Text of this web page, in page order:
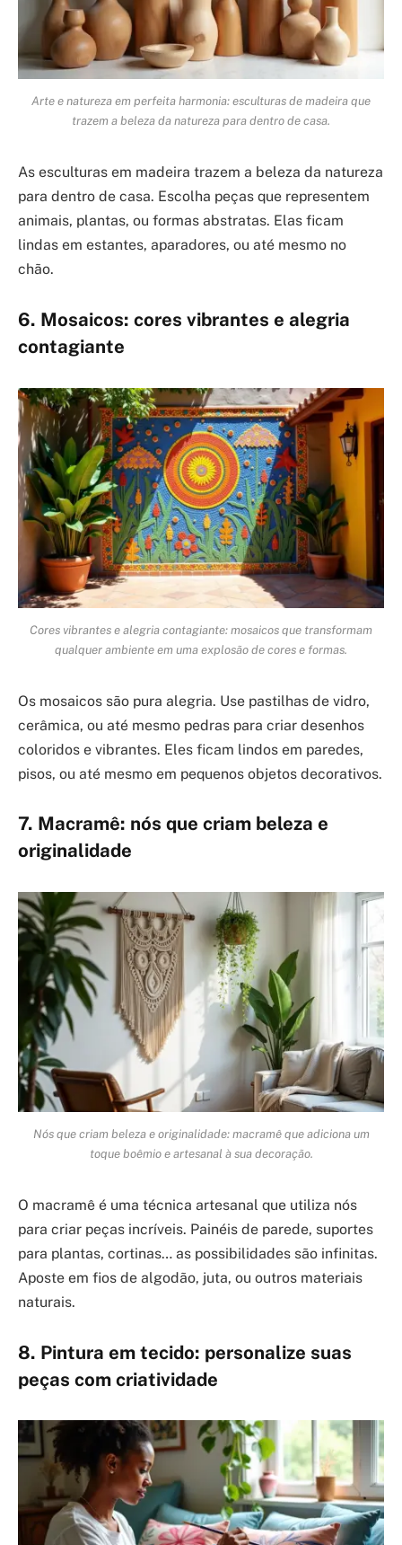
Arte e natureza em perfeita harmonia: esculturas de madeira que
trazem a beleza da natureza para dentro de casa.
As esculturas em madeira trazem a beleza da natureza
para dentro de casa. Escolha peças que representem
animais, plantas, ou formas abstratas. Elas ficam
lindas em estantes, aparadores, ou até mesmo no
chão.
6. Mosaicos: cores vibrantes e alegria
contagiante
Cores vibrantes e alegria contagiante: mosaicos que transformam
qualquer ambiente em uma explosão de cores e formas.
Os mosaicos são pura alegria. Use pastilhas de vidro,
cerâmica, ou até mesmo pedras para criar desenhos
coloridos e vibrantes. Eles ficam lindos em paredes,
pisos, ou até mesmo em pequenos objetos decorativos.
7. Macramê: nós que criam beleza e
originalidade
Nós que criam beleza e originalidade: macramê que adiciona um
toque boêmio e artesanal à sua decoração.
O macramê é uma técnica artesanal que utiliza nós
para criar peças incríveis. Painéis de parede, suportes
para plantas, cortinas… as possibilidades são infinitas.
Aposte em fios de algodão, juta, ou outros materiais
naturais.
8. Pintura em tecido: personalize suas
peças com criatividade